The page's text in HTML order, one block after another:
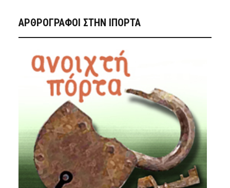
ΑΡΘΡΟΓΡΑΦΟΙ ΣΤΗΝ IΠΟΡΤΑ